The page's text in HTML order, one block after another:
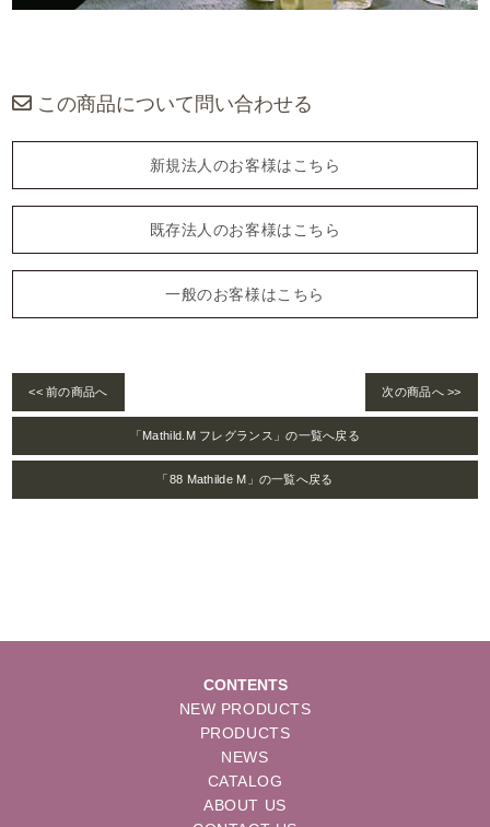
この商品について問い合わせる
新規法人のお客様はこちら
既存法人のお客様はこちら
一般のお客様はこちら
<< 前の商品へ 次の商品へ >>
「Mathild.M フレグランス」の一覧へ戻る
「88 Mathilde M」の一覧へ戻る
CONTENTS
NEW PRODUCTS
PRODUCTS
NEWS
CATALOG
ABOUT US